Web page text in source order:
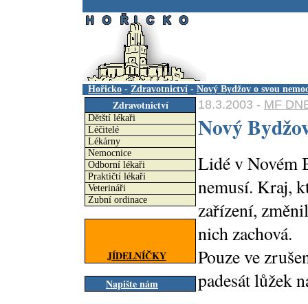
Hořicko - Zdravotnictví - Nový Bydžov o svou
Zdravotnictví
Dětští lékaři
Léčitelé
Lékárny
Nemocnice
Odborní lékaři
Praktičtí lékaři
Veterináři
Zubní ordinace
JÍDELNÍČKY
Napište nám
18.3.2003 - MF
Nový
Lidé v Novém
nemusí. Kraj,
zařízení,
nich zachová.
Pouze ve
padesát lůžek